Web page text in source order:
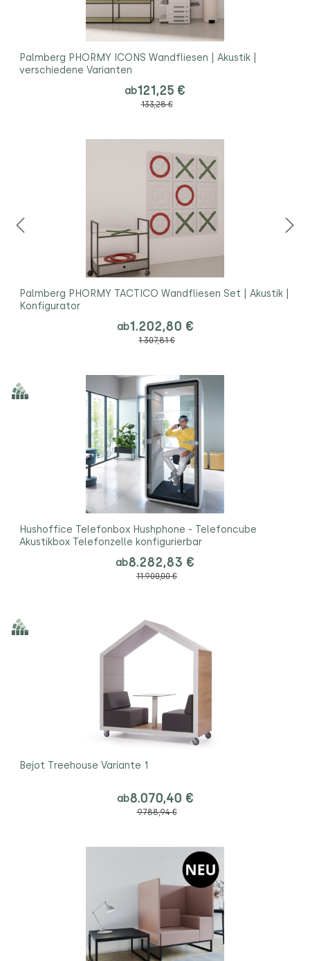
Palmberg PHORMY ICONS Wandfliesen | Akustik |
verschiedene Varianten
ab121,25 €
133,28 €
Palmberg PHORMY TACTICO Wandfliesen Set | Akustik |
Konfigurator
ab1.202,80 €
1.307,81 €
Hushoffice Telefonbox Hushphone - Telefoncube
Akustikbox Telefonzelle konfigurierbar
ab8.282,83 €
11.900,00 €
Bejot Treehouse Variante 1
ab8.070,40 €
9.788,94 €